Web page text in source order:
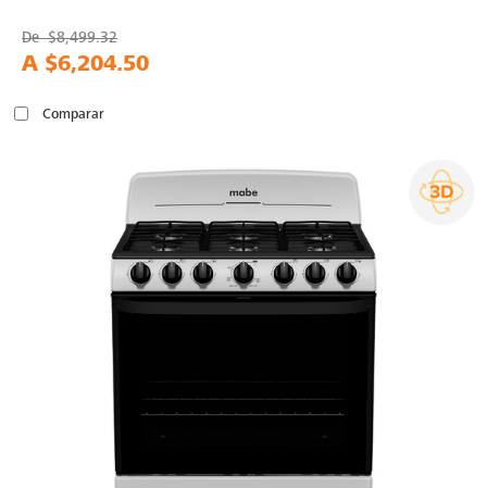
De$8,499.32
A $6,204.50
Comparar